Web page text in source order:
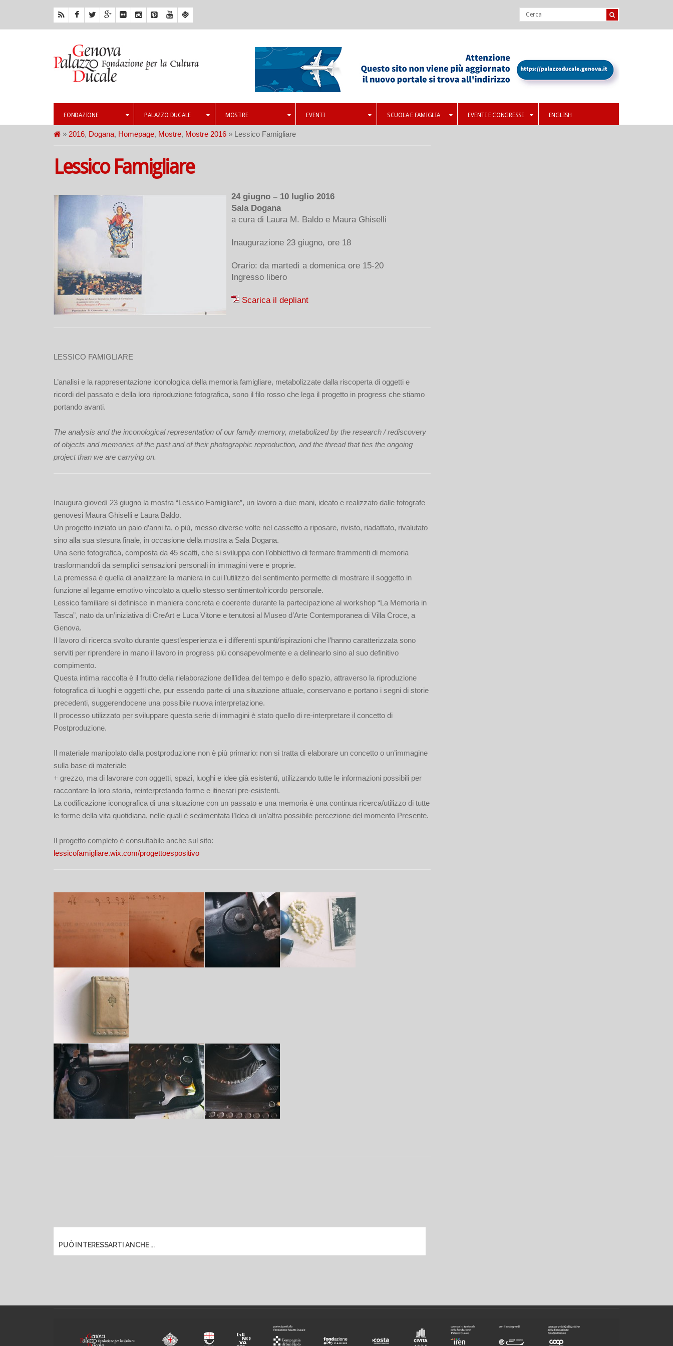
FONDAZIONE PALAZZO DUCALE MOSTRE EVENTI SCUOLA E FAMIGLIA EVENTI E CONGRESSI ENGLISH
» 2016, Dogana, Homepage, Mostre, Mostre 2016 » Lessico Famigliare
Lessico Famigliare
24 giugno – 10 luglio 2016
Sala Dogana
a cura di Laura M. Baldo e Maura Ghiselli
Inaugurazione 23 giugno, ore 18
Orario: da martedì a domenica ore 15-20
Ingresso libero
Scarica il depliant
LESSICO FAMIGLIARE
L’analisi e la rappresentazione iconologica della memoria famigliare, metabolizzate dalla riscoperta di oggetti e
ricordi del passato e della loro riproduzione fotografica, sono il filo rosso che lega il progetto in progress che stiamo
portando avanti.
The analysis and the inconological representation of our family memory, metabolized by the research / rediscovery
of objects and memories of the past and of their photographic reproduction, and the thread that ties the ongoing
project than we are carrying on.
Inaugura giovedì 23 giugno la mostra “Lessico Famigliare”, un lavoro a due mani, ideato e realizzato dalle fotografe
genovesi Maura Ghiselli e Laura Baldo.
Un progetto iniziato un paio d’anni fa, o più, messo diverse volte nel cassetto a riposare, rivisto, riadattato, rivalutato
sino alla sua stesura finale, in occasione della mostra a Sala Dogana.
Una serie fotografica, composta da 45 scatti, che si sviluppa con l’obbiettivo di fermare frammenti di memoria
trasformandoli da semplici sensazioni personali in immagini vere e proprie.
La premessa è quella di analizzare la maniera in cui l’utilizzo del sentimento permette di mostrare il soggetto in
funzione al legame emotivo vincolato a quello stesso sentimento/ricordo personale.
Lessico familiare si definisce in maniera concreta e coerente durante la partecipazione al workshop “La Memoria in
Tasca”, nato da un’iniziativa di CreArt e Luca Vitone e tenutosi al Museo d’Arte Contemporanea di Villa Croce, a
Genova.
Il lavoro di ricerca svolto durante quest’esperienza e i differenti spunti/ispirazioni che l’hanno caratterizzata sono
serviti per riprendere in mano il lavoro in progress più consapevolmente e a delinearlo sino al suo definitivo
compimento.
Questa intima raccolta è il frutto della rielaborazione dell’idea del tempo e dello spazio, attraverso la riproduzione
fotografica di luoghi e oggetti che, pur essendo parte di una situazione attuale, conservano e portano i segni di storie
precedenti, suggerendocene una possibile nuova interpretazione.
Il processo utilizzato per sviluppare questa serie di immagini è stato quello di re-interpretare il concetto di
Postproduzione.
Il materiale manipolato dalla postproduzione non è più primario: non si tratta di elaborare un concetto o un’immagine
sulla base di materiale
+ grezzo, ma di lavorare con oggetti, spazi, luoghi e idee già esistenti, utilizzando tutte le informazioni possibili per
raccontare la loro storia, reinterpretando forme e itinerari pre-esistenti.
La codificazione iconografica di una situazione con un passato e una memoria è una continua ricerca/utilizzo di tutte
le forme della vita quotidiana, nelle quali è sedimentata l’Idea di un’altra possibile percezione del momento Presente.
Il progetto completo è consultabile anche sul sito:
lessicofamigliare.wix.com/progettoespositivo
PUÒ INTERESSARTI ANCHE ...